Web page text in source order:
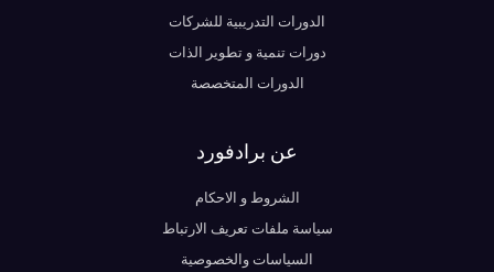
الدورات التدريبية للشركات
دورات تنمية و تطوير الذات
الدورات المتخصصة
عن برادفورد
الشروط و الاحكام
سياسة ملفات تعريف الارتباط
السياسات والخصوصية